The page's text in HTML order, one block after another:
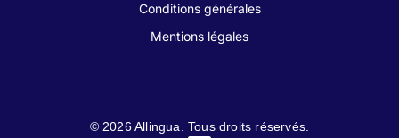
Conditions générales
Mentions légales
© 2026 Allingua. Tous droits réservés.